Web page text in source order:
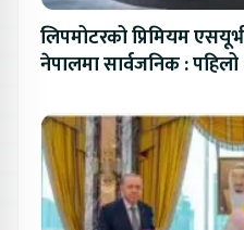
लिपमोटरको प्रिमियम
नेपालमा सार्वजनिक :